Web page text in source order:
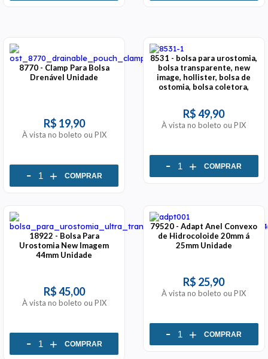
8770 - Clamp Para Bolsa
Drenável Unidade
R$ 19,90
À vista no boleto ou PIX
- + COMPRAR
8531 - bolsa para urostomia,
bolsa transparente, new
image, hollister, bolsa de
ostomia, bolsa coletora,
R$ 49,90
À vista no boleto ou PIX
- + COMPRAR
18922 - Bolsa Para
Urostomia New Imagem
44mm Unidade
R$ 45,00
À vista no boleto ou PIX
- + COMPRAR
79520 - Adapt Anel Convexo
de Hidrocoloide 20mm á
25mm Unidade
R$ 25,90
À vista no boleto ou PIX
- + COMPRAR